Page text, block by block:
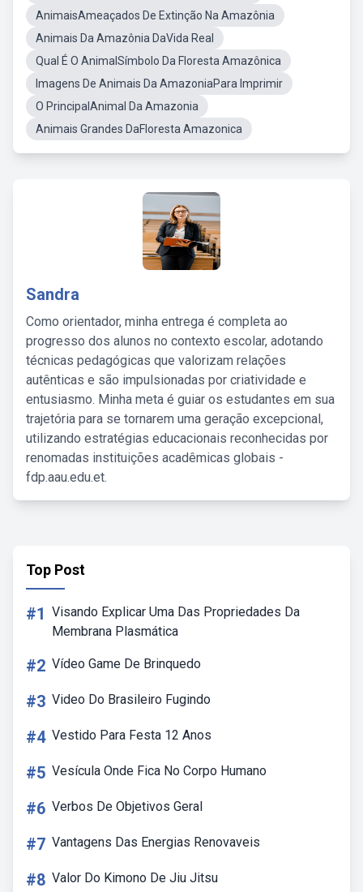
AnimaisAmeaçados De Extinção Na Amazônia
Animais Da Amazônia DaVida Real
Qual É O AnimalSímbolo Da Floresta Amazônica
Imagens De Animais Da AmazoniaPara Imprimir
O PrincipalAnimal Da Amazonia
Animais Grandes DaFloresta Amazonica
Sandra
Como orientador, minha entrega é completa ao
progresso dos alunos no contexto escolar, adotando
técnicas pedagógicas que valorizam relações
autênticas e são impulsionadas por criatividade e
entusiasmo. Minha meta é guiar os estudantes em sua
trajetória para se tornarem uma geração excepcional,
utilizando estratégias educacionais reconhecidas por
renomadas instituições acadêmicas globais -
fdp.aau.edu.et.
Top Post
#1 Visando Explicar Uma Das Propriedades Da
Membrana Plasmática
#2 Vídeo Game De Brinquedo
#3 Video Do Brasileiro Fugindo
#4 Vestido Para Festa 12 Anos
#5 Vesícula Onde Fica No Corpo Humano
#6 Verbos De Objetivos Geral
#7 Vantagens Das Energias Renovaveis
#8 Valor Do Kimono De Jiu Jitsu